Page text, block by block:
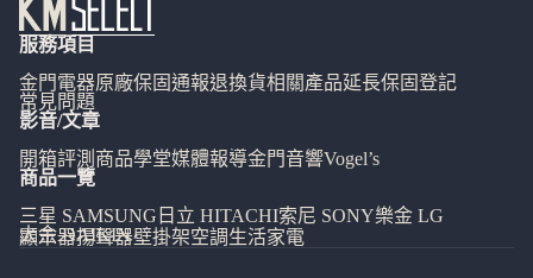
服務項目
金門電器原廠保固通報退換貨相關產品延長保固登記
常見問題
影音/文章
開箱評測 商品學堂媒體報導金門音響Vogel’s
商品一覽
三星 SAMSUNG 日立 HITACHI索尼 SONY樂金 LG
大金 DAIKIN
顯示器揚聲器壁掛架空調生活家電